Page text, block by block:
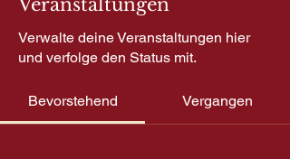
Veranstaltungen
Verwalte deine Veranstaltungen hier
und verfolge den Status mit.
Bevorstehend Vergangen